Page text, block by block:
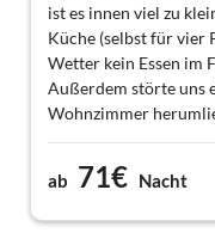
ist es innen viel zu
Küche (selbst für vier
Wetter kein Essen im
Außerdem störte uns
Wohnzimmer
Kamin, sobald wir
einem der
benötigten, gab es
ab 71€ Nacht